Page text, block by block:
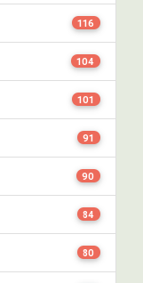
116
104
101
91
90
84
80